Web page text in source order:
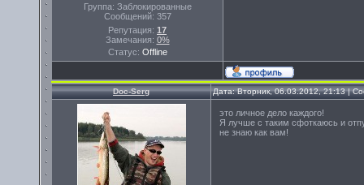
Группа: Заблокированные
Сообщений: 357
Репутация: 17
Замечания: 0%
Статус: Offline
Doc-Serg Дата: Вторник, 06.03.2012, 21:13 |
это личное дело каждого!
Я лучше с таким сфоткаюсь и
не знаю как вам!